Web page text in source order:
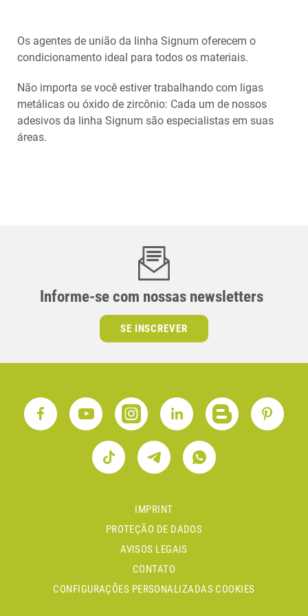
Os agentes de união da linha Signum oferecem o
condicionamento ideal para todos os materiais.
Não importa se você estiver trabalhando com ligas
metálicas ou óxido de zircônio: Cada um de nossos
adesivos da linha Signum são especialistas em suas
áreas.
Informe-se com nossas newsletters
SE INSCREVER
IMPRINT
PROTEÇÃO DE DADOS
AVISOS LEGAIS
CONTATO
CONFIGURAÇÕES PERSONALIZADAS COOKIES